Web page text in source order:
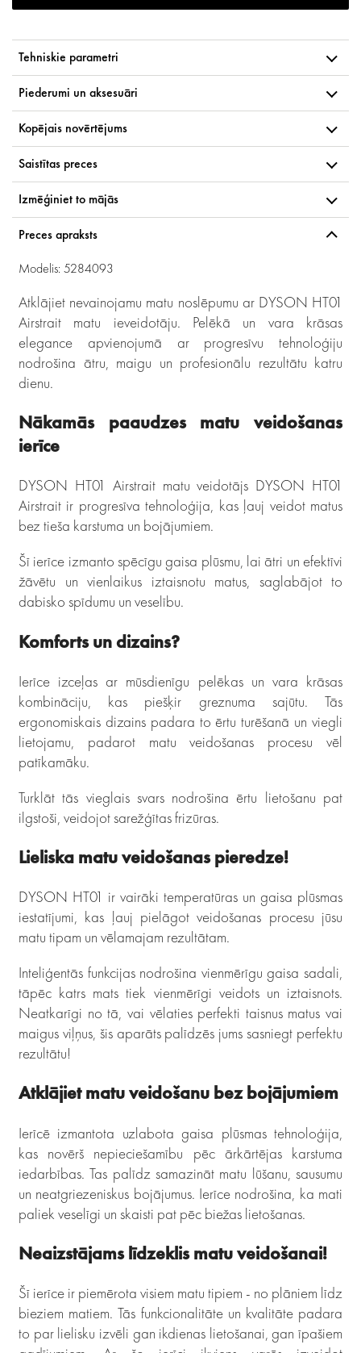
Tehniskie parametri
Piederumi un aksesuāri
Kopējais novērtējums
Saistītas preces
Izmēģiniet to mājās
Preces apraksts
Modelis: 5284093
Atklājiet nevainojamu matu noslēpumu ar DYSON HT01
Airstrait matu ieveidotāju. Pelēkā un vara krāsas
elegance apvienojumā ar progresīvu tehnoloģiju
nodrošina ātru, maigu un profesionālu rezultātu katru
dienu.
Nākamās paaudzes matu veidošanas
ierīce
DYSON HT01 Airstrait matu veidotājs DYSON HT01
Airstrait ir progresīva tehnoloģija, kas ļauj veidot matus
bez tieša karstuma un bojājumiem.
Šī ierīce izmanto spēcīgu gaisa plūsmu, lai ātri un efektīvi
žāvētu un vienlaikus iztaisnotu matus, saglabājot to
dabisko spīdumu un veselību.
Komforts un dizains?
Ierīce izceļas ar mūsdienīgu pelēkas un vara krāsas
kombināciju, kas piešķir greznuma sajūtu. Tās
ergonomiskais dizains padara to ērtu turēšanā un viegli
lietojamu, padarot matu veidošanas procesu vēl
patīkamāku.
Turklāt tās vieglais svars nodrošina ērtu lietošanu pat
ilgstoši, veidojot sarežģītas frizūras.
Lieliska matu veidošanas pieredze!
DYSON HT01 ir vairāki temperatūras un gaisa plūsmas
iestatījumi, kas ļauj pielāgot veidošanas procesu jūsu
matu tipam un vēlamajam rezultātam.
Inteliģentās funkcijas nodrošina vienmērīgu gaisa sadali,
tāpēc katrs mats tiek vienmērīgi veidots un iztaisnots.
Neatkarīgi no tā, vai vēlaties perfekti taisnus matus vai
maigus viļņus, šis aparāts palīdzēs jums sasniegt perfektu
rezultātu!
Atklājiet matu veidošanu bez bojājumiem
Ierīcē izmantota uzlabota gaisa plūsmas tehnoloģija,
kas novērš nepieciešamību pēc ārkārtējas karstuma
iedarbības. Tas palīdz samazināt matu lūšanu, sausumu
un neatgriezeniskus bojājumus. Ierīce nodrošina, ka mati
paliek veselīgi un skaisti pat pēc biežas lietošanas.
Neaizstājams līdzeklis matu veidošanai!
Šī ierīce ir piemērota visiem matu tipiem - no plāniem līdz
bieziem matiem. Tās funkcionalitāte un kvalitāte padara
to par lielisku izvēli gan ikdienas lietošanai, gan īpašiem